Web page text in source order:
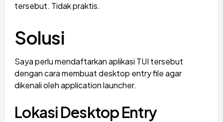
tersebut. Tidak praktis.
Solusi
Saya perlu mendaftarkan aplikasi TUI tersebut
dengan cara membuat desktop entry file agar
dikenali oleh application launcher.
Lokasi Desktop Entry